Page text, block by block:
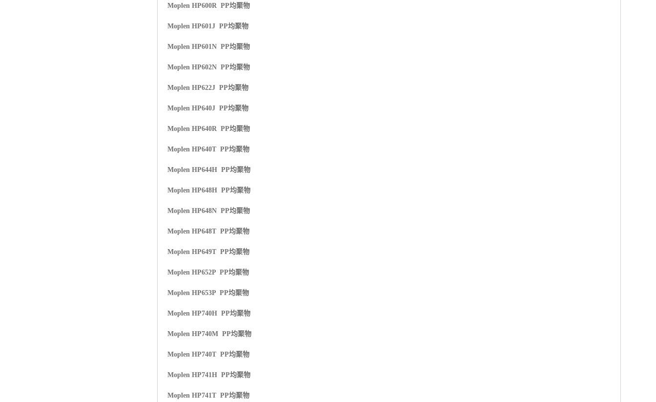
Moplen HP600R PP均聚物
Moplen HP601J PP均聚物
Moplen HP601N PP均聚物
Moplen HP602N PP均聚物
Moplen HP622J PP均聚物
Moplen HP640J PP均聚物
Moplen HP640R PP均聚物
Moplen HP640T PP均聚物
Moplen HP644H PP均聚物
Moplen HP648H PP均聚物
Moplen HP648N PP均聚物
Moplen HP648T PP均聚物
Moplen HP649T PP均聚物
Moplen HP652P PP均聚物
Moplen HP653P PP均聚物
Moplen HP740H PP均聚物
Moplen HP740M PP均聚物
Moplen HP740T PP均聚物
Moplen HP741H PP均聚物
Moplen HP741T PP均聚物